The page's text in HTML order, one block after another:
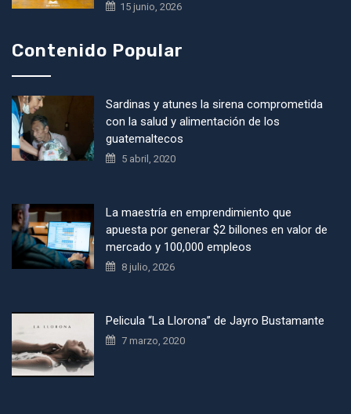
15 junio, 2026
Contenido Popular
Sardinas y atunes la sirena comprometida
con la salud y alimentación de los
guatemaltecos
5 abril, 2020
La maestría en emprendimiento que
apuesta por generar $2 billones en valor de
mercado y 100,000 empleos
8 julio, 2026
Pelicula “La Llorona” de Jayro Bustamante
7 marzo, 2020